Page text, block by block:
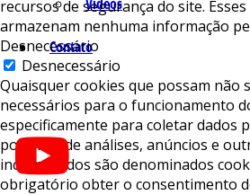
Contato
recursos de segurança do site.
armazenam nenhuma informação
Desnecessário
Desnecessário
Quaisquer cookies que possam não
necessários para o funcionamento
especificamente para coletar dados
por meio de análises, anúncios e
incorporados são denominados
obrigatório obter o consentimento